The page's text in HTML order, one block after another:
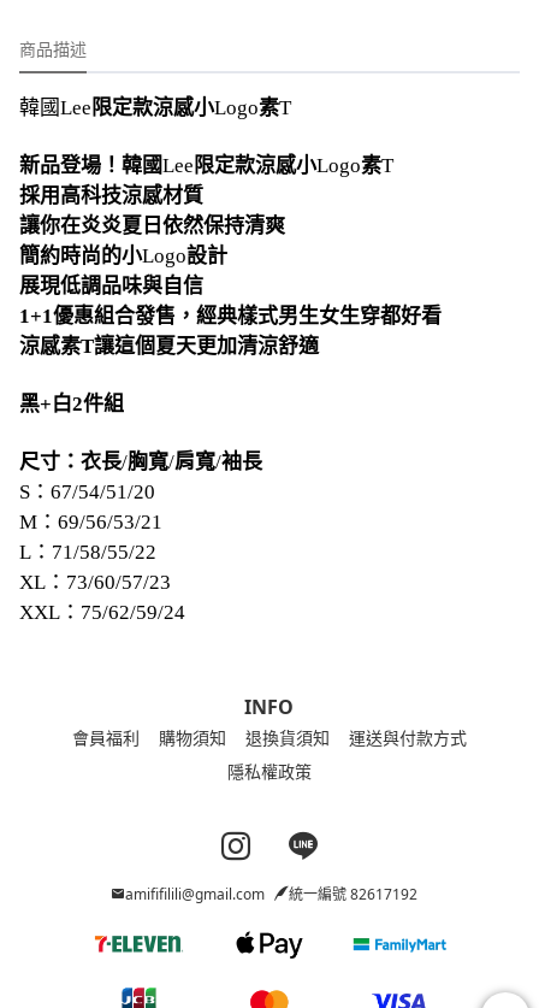
商品描述
韓國Lee 限定款涼感小Logo素T
新品登場！韓國Lee 限定款涼感小Logo素T
採用高科技涼感材質
讓你在炎炎夏日依然保持清爽
簡約時尚的小Logo設計
展現低調品味與自信
1+1優惠組合發售，經典樣式男生女生穿都好看
涼感素T讓這個夏天更加清涼舒適
黑+白2件組
尺寸：衣長/胸寬/肩寬/袖長
S：67/54/51/20
M：69/56/53/21
L：71/58/55/22
XL：73/60/57/23
XXL：75/62/59/24
INFO
會員福利 購物須知 退換貨須知
運送與付款方式
隱私權政策
Instagram page
Line page
amififilili@gmail.com 統一編號 82617192